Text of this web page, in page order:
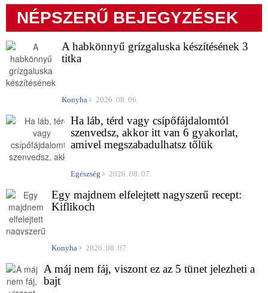
NÉPSZERŰ BEJEGYZÉSEK
A habkönnyű grízgaluska készítésének 3
titka
Konyha 2026. 08. 06.
Ha láb, térd vagy csípőfájdalomtól
szenvedsz, akkor itt van 6 gyakorlat,
amivel megszabadulhatsz tőlük
Egészség 2026. 08. 07.
Egy majdnem elfelejtett nagyszerű recept:
Kiflikoch
Konyha 2026. 08. 07.
A máj nem fáj, viszont ez az 5 tünet jelezheti a
bajt